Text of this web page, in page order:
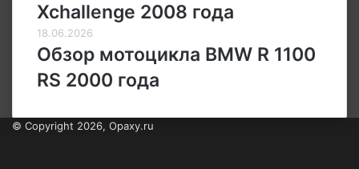
Xchallenge 2008 года
18.06.2026
Обзор мотоцикла BMW R 1100
RS 2000 года
© Copyright 2026, Opaxy.ru